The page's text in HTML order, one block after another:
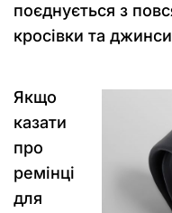
поєднується з
кросівки та
Якщо
казати
про
ремінці
для